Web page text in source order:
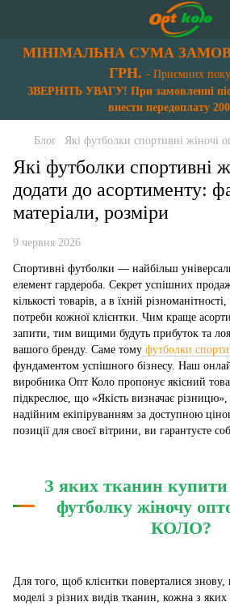
МІНІМАЛЬНА СУМА
ГРН. - Приємних
ЗВЕРНІТЬ УВАГУ! При замовленні
внести передоплату
Блог Які футболки спортивні жіночі
Які футболки спортивні
додати до асортименту:
матеріали, розміри
9 червня 2026
Спортивні футболки — найбільш
елемент гардероба. Секрет успішних
кількості товарів, а в їхній
потреби кожної клієнтки. Чим краще
запити, тим вищими будуть прибуток та
вашого бренду. Саме тому футболки
фундаментом успішного бізнесу. Наш
виробника Опт Коло пропонує якісний
підкреслює, що «Якість визначає
надійним екіпіруванням за доступною
позиції для своєї вітрини, ви гарантуєте
З яких тканин
футболку жіночу
КОЛО?
Для того, щоб клієнтки поверталися знову,
моделі з різних видів тканин, кожна з